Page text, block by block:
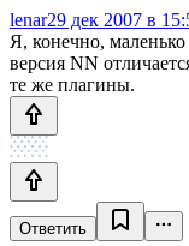
lenar29 дек 2007 в
Я, конечно,
версия NN
те же плагины.
Ответить